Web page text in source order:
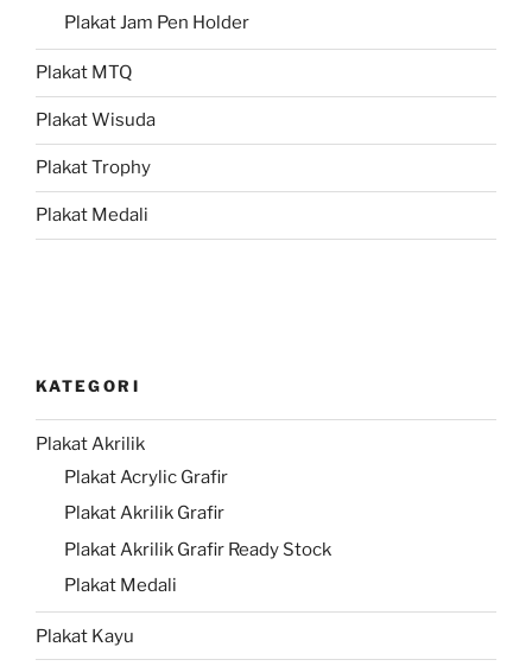
Plakat Jam Pen Holder
Plakat MTQ
Plakat Wisuda
Plakat Trophy
Plakat Medali
KATEGORI
Plakat Akrilik
Plakat Acrylic Grafir
Plakat Akrilik Grafir
Plakat Akrilik Grafir Ready Stock
Plakat Medali
Plakat Kayu